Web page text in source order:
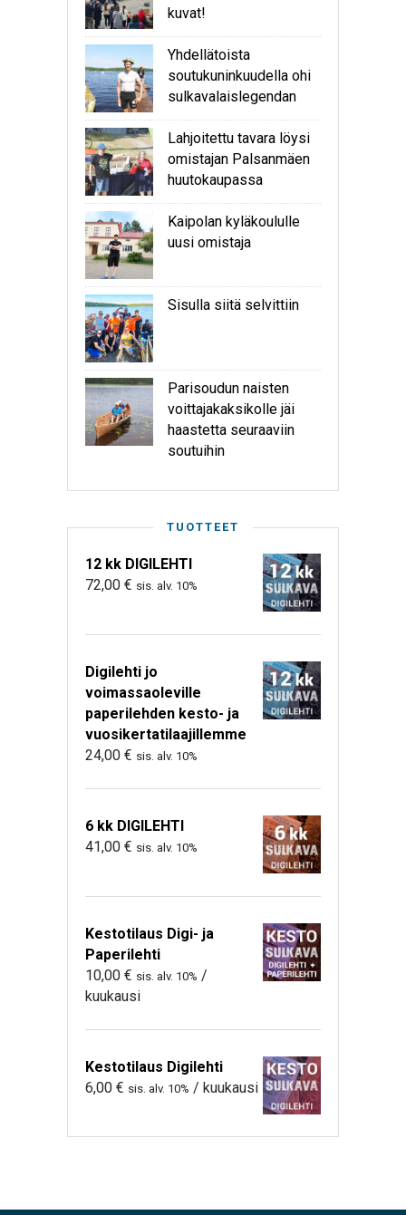
kuvat!
Yhdellätoista
soutukuninkuudella ohi
sulkavalaislegendan
Lahjoitettu tavara löysi
omistajan Palsanmäen
huutokaupassa
Kaipolan kyläkoululle
uusi omistaja
Sisulla siitä selvittiin
Parisoudun naisten
voittajakaksikolle jäi
haastetta seuraaviin
soutuihin
TUOTTEET
12 kk DIGILEHTI
72,00 € sis. alv. 10%
Digilehti jo
voimassaoleville
paperilehden kesto- ja
vuosikertatilaajillemme
24,00 € sis. alv. 10%
6 kk DIGILEHTI
41,00 € sis. alv. 10%
Kestotilaus Digi- ja
Paperilehti
10,00 € sis. alv. 10% /
kuukausi
Kestotilaus Digilehti
6,00 € sis. alv. 10% / kuukausi